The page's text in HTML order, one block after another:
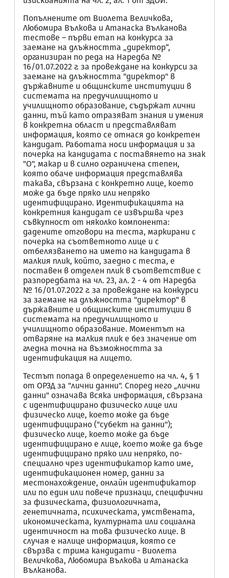
Попълнените от Виолета Величкова,
Любомира Вълкова и Атанаска Вълканова
тестове – първи етап на конкурса за
заемане на длъжността „директор“,
организиран по реда на Наредба №
16/01.07.2022 г. за провеждане на конкурси за
заемане на длъжността "директор" в
държавните и общинските институции в
системата на предучилищното и
училищното образование, съдържат лични
данни, тъй като отразяват знания и умения
в конкретна област и представляват
информация, която се отнася до конкретен
кандидат. Работата носи информация и за
почерка на кандидата с поставянето на знак
"О", макар и в силно ограничена степен,
която обаче информация представлява
такава, свързана с конкретно лице, което
може да бъде пряко или непряко
идентифицирано. Идентификацията на
конкретния кандидат се извършва чрез
съвкупност от няколко компонента:
дадените отговори на теста, маркирани с
почерка на съответното лице и с
отбелязването на името на кандидата в
малкия плик, който, заедно с теста, е
поставен в отделен плик в съответствие с
разпоредбата на чл. 23, ал. 2 - 4 от Наредба
№ 16/01.07.2022 г. за провеждане на конкурси
за заемане на длъжността "директор" в
държавните и общинските институции в
системата на предучилищното и
училищното образование. Моментът на
отваряне на малкия плик е без значение от
гледна точна на възможността за
идентификация на лицето.
Тестът попада в определението на чл. 4, § 1
от ОРЗД за "лични данни". Според него „лични
данни" означава всяка информация, свързана
с идентифицирано физическо лице или
физическо лице, което може да бъде
идентифицирано ("субект на данни");
физическо лице, което може да бъде
идентифицирано е лице, което може да бъде
идентифицирано пряко или непряко, по-
специално чрез идентификатор като име,
идентификационен номер, данни за
местонахождение, онлайн идентификатор
или по един или повече признаци, специфични
за физическата, физиологичната,
генетичната, психическата, умствената,
икономическата, културната или социална
идентичност на това физическо лице. В
случая е налице информация, която се
свързва с трима кандидати - Виолета
Величкова, Любомира Вълкова и Атанаска
Вълканова.